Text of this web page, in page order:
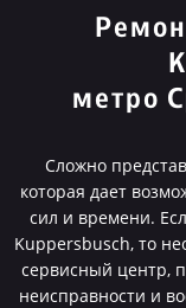
метро
Сложно
которая дает
сил и времени.
Kuppersbusch, то
сервисный центр,
неисправности и